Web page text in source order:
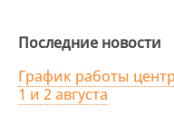
Последние новости
График работы
1 и 2 августа